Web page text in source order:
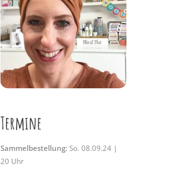
Termine
Sammelbestellung: So. 08.09.24 |
20 Uhr